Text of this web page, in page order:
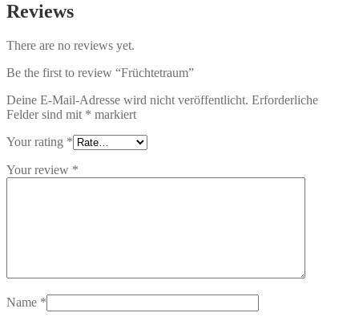
Reviews
There are no reviews yet.
Be the first to review “Früchtetraum”
Deine E-Mail-Adresse wird nicht veröffentlicht. Erforderliche
Felder sind mit * markiert
Your rating *
Your review *
Name *